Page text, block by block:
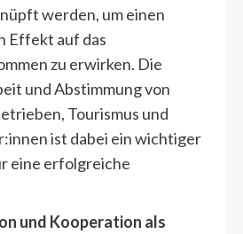
werden, um einen
Effekt auf das
zu erwirken. Die
und Abstimmung von
Tourismus und
ist dabei ein wichtiger
eine erfolgreiche
und Kooperation als